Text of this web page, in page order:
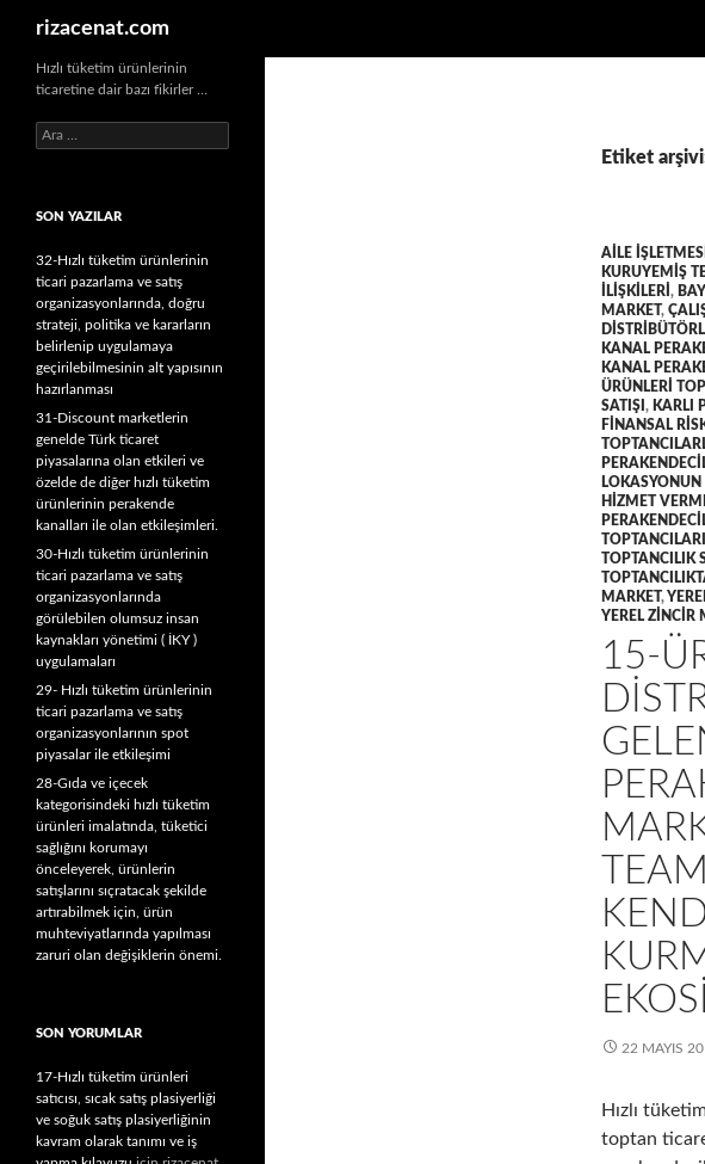
rizacenat.com
Etiket
AILE IŞLETMESI
KURUYEMIŞ
ILIŞKILERI ,
MARKET,
KANAL
KANAL
ÜRÜNLERI
SATIŞI , KARLI
FINANSAL
LOKASYONUN
HIZMET
TOPTANCILIK
MARKET,
YEREL ZINCIR
15-
22 MAYIS
Hızlı
toptan
Hızlı tüketim ürünlerinin
ticaretine dair bazı fikirler …
A
r
a
SON YAZILAR
32-Hızlı tüketim ürünlerinin
ticari pazarlama ve satış
organizasyonlarında, doğru
strateji, politika ve kararların
belirlenip uygulamaya
geçirilebilmesinin alt yapısının
hazırlanması
31-Discount marketlerin
genelde Türk ticaret
piyasalarına olan etkileri ve
özelde de diğer hızlı tüketim
ürünlerinin perakende
kanalları ile olan etkileşimleri.
30-Hızlı tüketim ürünlerinin
ticari pazarlama ve satış
organizasyonlarında
görülebilen olumsuz insan
kaynakları yönetimi ( İKY )
uygulamaları
29- Hızlı tüketim ürünlerinin
ticari pazarlama ve satış
organizasyonlarının spot
piyasalar ile etkileşimi
28-Gıda ve içecek
kategorisindeki hızlı tüketim
ürünleri imalatında, tüketici
sağlığını korumayı
önceleyerek, ürünlerin
satışlarını sıçratacak şekilde
artırabilmek için, ürün
muhteviyatlarında yapılması
zaruri olan değişiklerin önemi.
SON YORUMLAR
17-Hızlı tüketim ürünleri
satıcısı, sıcak satış plasiyerliği
ve soğuk satış plasiyerliğinin
kavram olarak tanımı ve iş